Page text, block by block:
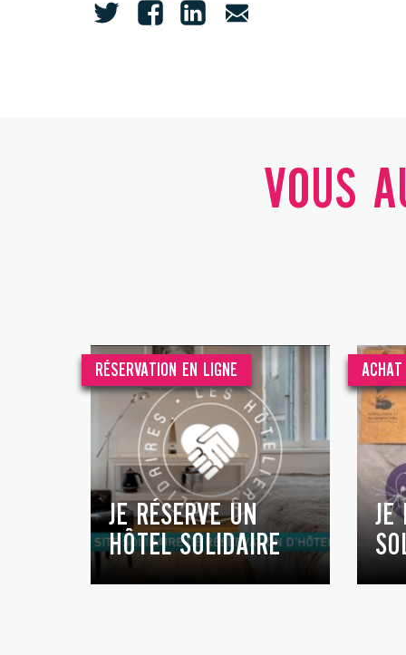
VOUS
RÉSERVATION EN LIGNE
JE RÉSERVE UN
HÔTEL SOLIDAIRE
JE